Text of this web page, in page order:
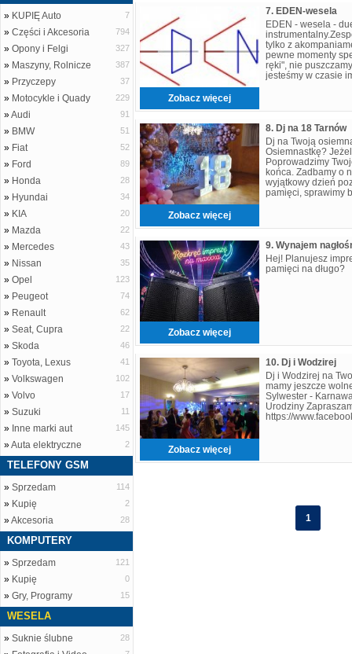
» KUPIĘ Auto 7
» Części i Akcesoria 794
» Opony i Felgi 327
» Maszyny, Rolnicze 387
» Przyczepy 37
» Motocykle i Quady 229
»Audi 91
» BMW 51
» Fiat 52
» Ford 89
» Honda 28
» Hyundai 34
» KIA 20
» Mazda 22
» Mercedes 43
» Nissan 35
» Opel 123
» Peugeot 74
» Renault 62
» Seat, Cupra 22
» Skoda 46
» Toyota, Lexus 41
» Volkswagen 102
» Volvo 17
» Suzuki 11
» Inne marki aut 145
»Auta elektryczne 2
TELEFONY GSM
» Sprzedam 114
» Kupię 2
»Akcesoria 28
KOMPUTERY
» Sprzedam 121
» Kupię 0
» Gry, Programy 15
WESELA
» Suknie ślubne 28
Zobacz więcej
7. EDEN-wesela
EDEN - wesela -
tylko z
pewne momenty
ręki", nie
jesteśmy w czasie
Zobacz więcej
8. Dj na 18 Tarnów
Dj na Twoją
Osiemnastkę?
Poprowadzimy
końca. Zadbamy o
wyjątkowy dzień
pamięci, sprawimy
Zobacz więcej
Hej! Planujesz
pamięci na długo?
Zobacz więcej
10. Dj i Wodzirej
Dj i Wodzirej na
mamy jeszcze
Sylwester -
Urodziny
https://
1